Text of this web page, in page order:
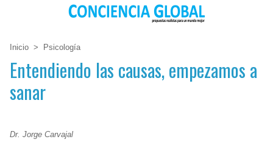
Inicio > Psicología
Entendiendo las causas, empezamos a
sanar
Dr. Jorge Carvajal